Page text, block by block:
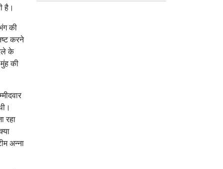
है।
की
करने
के
की
रहा
अन्ना